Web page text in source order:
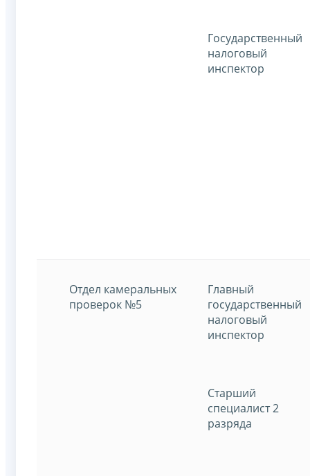
Государственный
налоговый
инспектор
Отдел камеральных
проверок №5
Главный
государственный
налоговый
инспектор
Старший
специалист 2
разряда